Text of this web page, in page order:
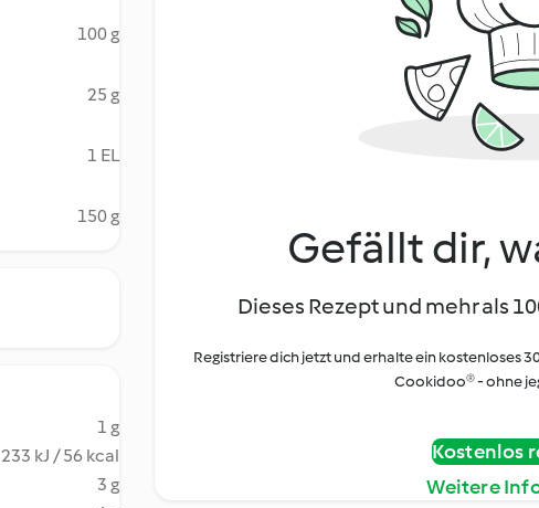
100 g
25 g
1 EL
150 g
1 g
233 kJ / 56 kcal
3 g
Gefällt dir,
Dieses Rezept und mehr als
Registriere dich jetzt und erhalte ein kostenloses
Cookidoo® - ohne
Kostenlos
Weitere